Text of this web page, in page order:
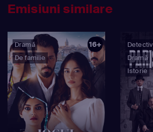
Emisiuni similare
Dramă
De familie
16+
Detectiv
Dramă
Istorie